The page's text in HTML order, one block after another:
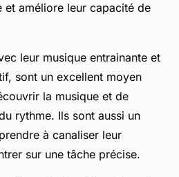
et améliore leur capacité de
leur musique entrainante et
sont un excellent moyen
la musique et de
rythme. Ils sont aussi un
à canaliser leur
sur une tâche précise.